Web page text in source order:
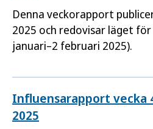
Denna veckorapport
2025 och redovisar läget
januari–2 februari 2025).
Influensarapport vecka
2025